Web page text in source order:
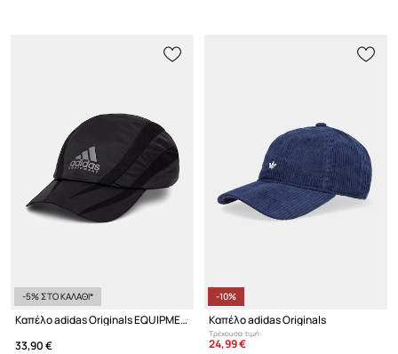
-5% ΣΤΟ ΚΑΛΑΘΙ*
Καπέλο adidas Originals EQUIPMENT CAP
33,90 €
-10%
Καπέλο adidas Originals
Τρέχουσα τιμή:
24,99 €